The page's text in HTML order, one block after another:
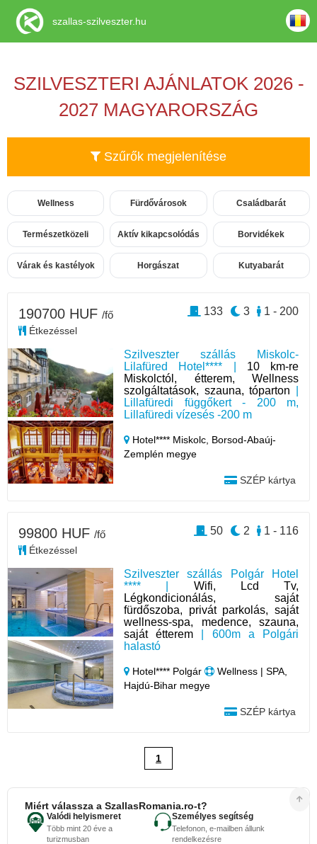
SZILVESZTERI AJÁNLATOK 2026 -
2027 MAGYARORSZÁG
Szűrők megjelenítése
Wellness Fürdővárosok Családbarát
Természetközeli Aktív kikapcsolódás Borvidékek
Várak és kastélyok Horgászat Kutyabarát
Szilveszter szállás Miskolc-
Lilafüred Hotel**** | 10 km-re
Miskolctól, étterem, Wellness
szolgáltatások, szauna, tóparton
Lillafüredi függőkert - 200 m,
Lillafüredi vízesés -200 m
Hotel**** Miskolc, Borsod-Abaúj-
Zemplén megye
SZÉP kártya
190700 HUF /fő
Étkezéssel
1 - 200
3
133
Szilveszter szállás Polgár Hotel
**** | Wifi, Lcd Tv,
Légkondicionálás, saját
fürdőszoba, privát parkolás, saját
wellness-spa, medence, szauna,
saját étterem | 600m a Polgári
halastó
Hotel**** Polgár
Wellness | SPA,
Hajdú-Bihar megye
SZÉP kártya
99800 HUF /fő
Étkezéssel
1 - 116
2
50
1
Miért válassza a SzallasRomania.ro-t?
Valódi helyismeret
Több mint 20 éve a
turizmusban
Személyes segítség
Telefonon, e-mailben állunk
rendelkezésre
szallas-szilveszter.hu